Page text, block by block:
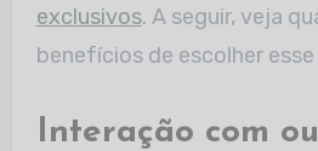
exclusivos. A seguir, veja
benefícios de escolher
Interação com